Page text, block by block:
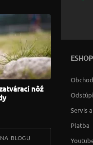
nôž
BLOGU
Servis
Platba